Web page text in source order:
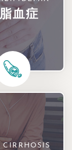
血症
CIRRHOSIS